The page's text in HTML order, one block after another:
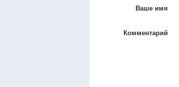
Ваше имя
Комментарий